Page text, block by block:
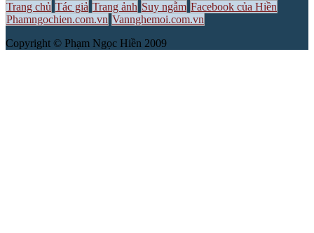
Trang chủ Tác giả Trang ảnh Suy ngẫm Facebook của Hiền
Phamngochien.com.vn Vannghemoi.com.vn
Copyright © Phạm Ngọc Hiền 2009